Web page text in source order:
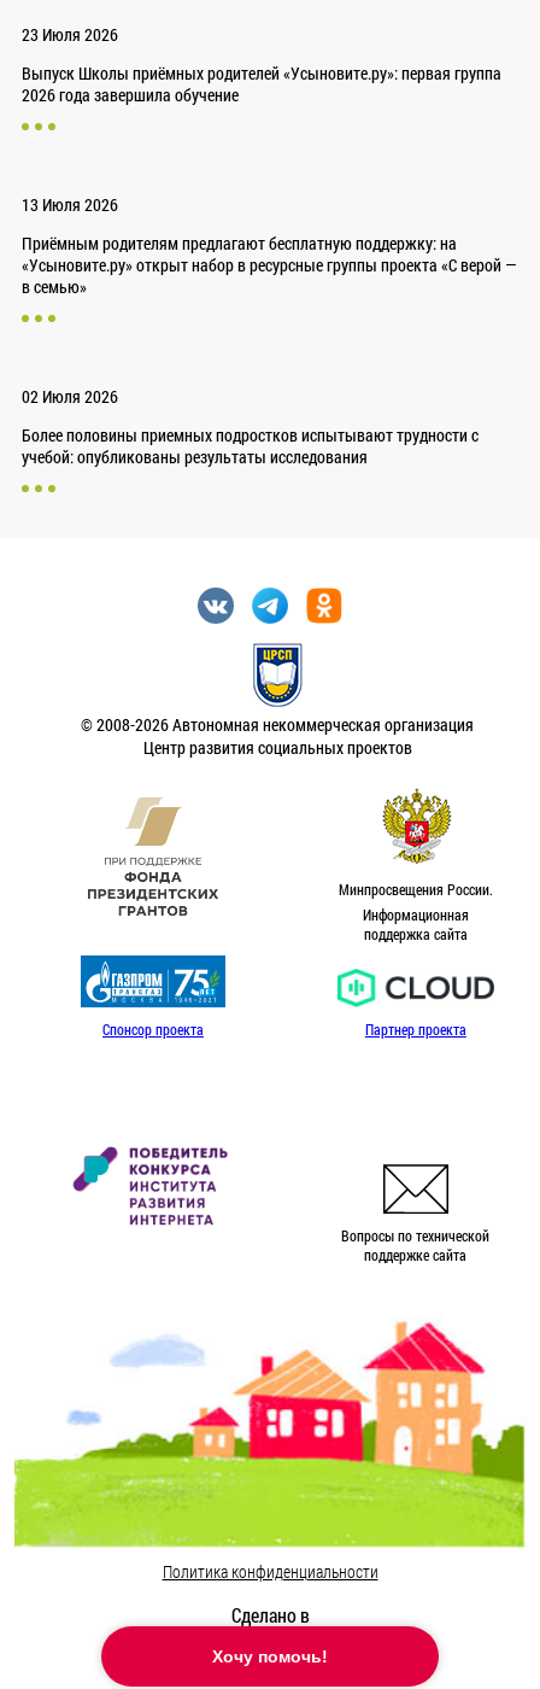
23 Июля 2026
Выпуск Школы приёмных родителей «Усыновите.ру»: первая группа
2026 года завершила обучение
13 Июля 2026
Приёмным родителям предлагают бесплатную поддержку: на
«Усыновите.ру» открыт набор в ресурсные группы проекта «С верой —
в семью»
02 Июля 2026
Более половины приемных подростков испытывают трудности с
учебой: опубликованы результаты исследования
Хочу помочь!
© 2008-2026 Автономная некоммерческая организация
Центр развития социальных проектов
Минпросвещения России.
Информационная
поддержка сайта
Спонсор проекта Партнер проекта
Вопросы по технической
поддержке сайта
Политика конфиденциальности
Сделано в